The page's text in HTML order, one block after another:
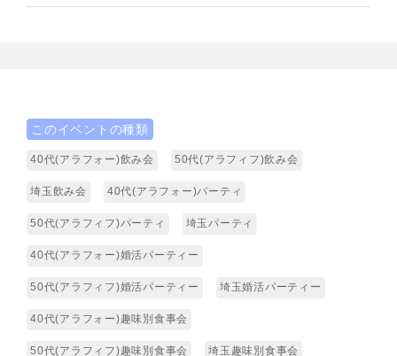
このイベントの種類
40代(アラフォー)飲み会 50代(アラフィフ)飲み会
埼玉飲み会 40代(アラフォー)パーティ
50代(アラフィフ)パーティ 埼玉パーティ
40代(アラフォー)婚活パーティー
50代(アラフィフ)婚活パーティー 埼玉婚活パーティー
40代(アラフォー)趣味別食事会
50代(アラフィフ)趣味別食事会 埼玉趣味別食事会